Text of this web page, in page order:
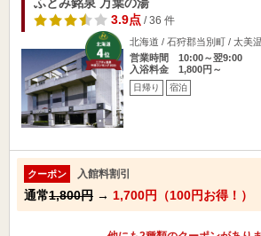
3.9点/ 36 件
北海道 / 石狩郡当別町 / 太美
営業時間 10:00～翌9:00
入浴料金 1,800円～
日帰り 宿泊
クーポン 入館料割引
通常1,800円 → 1,700円（100円お得！）